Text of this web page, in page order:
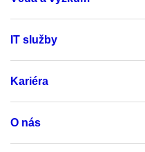
IT služby
Kariéra
O nás